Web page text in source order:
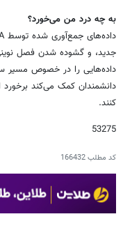
به چه درد من می‌خورد؟
داده‌هایی را در خصوص مسیر
دانشمندان کمک می‌کند برخورد
کنند.
53275
کد مطلب166432